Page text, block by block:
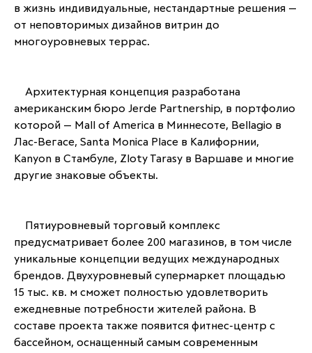
в жизнь индивидуальные, нестандартные решения —
от неповторимых дизайнов витрин до
многоуровневых террас.
американским бюро Jerde Partnership, в портфолио
которой — Mall of America в Миннесоте, Bellagio в
Лас-Вегасе, Santa Monica Place в Калифорнии,
Kanyon в Стамбуле, Zloty Tarasy в Варшаве и многие
другие знаковые объекты.
предусматривает более 200 магазинов, в том числе
уникальные концепции ведущих международных
брендов. Двухуровневый супермаркет площадью
15 тыс. кв. м сможет полностью удовлетворить
ежедневные потребности жителей района. В
составе проекта также появится фитнес-центр с
бассейном, оснащенный самым современным